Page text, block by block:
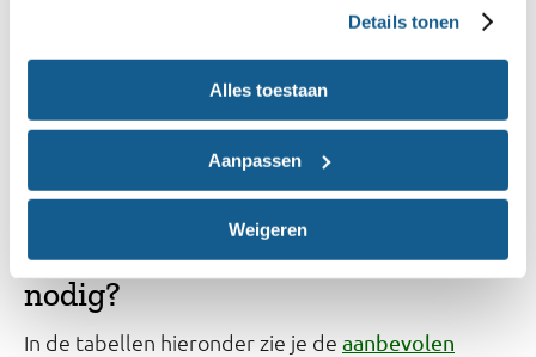
Details tonen
Alles toestaan
Aanpassen
Weigeren
Vitamine C is nodig voor het in stand houden van
je weerstand.
Lees ook:Beschermt vitamine C mij tegen
verkoudheid of griep?
Hoeveel vitamine C heb je per dag
nodig?
In de tabellen hieronder zie je de aanbevolen